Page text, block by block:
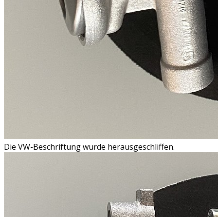
Die VW-Beschriftung wurde herausgeschliffen.